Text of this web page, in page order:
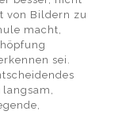
von Bildern zu
macht,
sei.
langsam,